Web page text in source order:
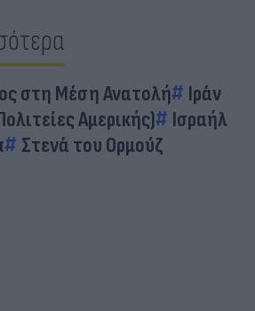
στη Μέση Ανατολή
Ιράν
Αμερικής)
Ισραήλ
Στενά του Ορμούζ